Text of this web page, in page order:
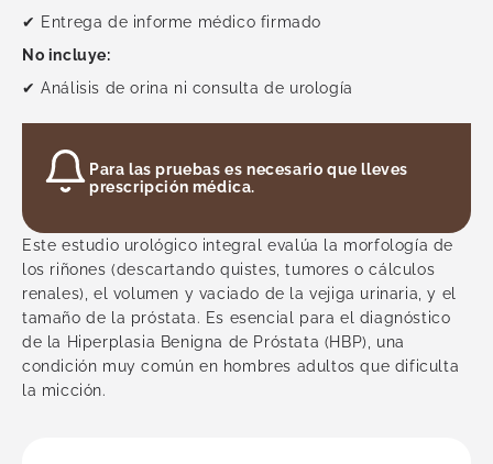
Radiología
Traumatología
Urología
Ver todas
✔ Entrega de informe médico firmado
No incluye:
✔ Análisis de orina ni consulta de urología
Para las pruebas es necesario que lleves
prescripción médica.
Este estudio urológico integral evalúa la morfología de
los riñones (descartando quistes, tumores o cálculos
renales), el volumen y vaciado de la vejiga urinaria, y el
tamaño de la próstata. Es esencial para el diagnóstico
de la Hiperplasia Benigna de Próstata (HBP), una
condición muy común en hombres adultos que dificulta
la micción.